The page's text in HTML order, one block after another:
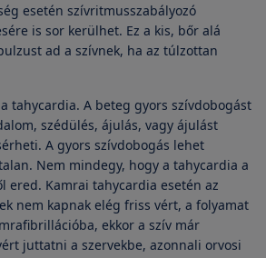
esetén szívritmusszabályozó
is sor kerülhet. Ez a kis, bőr alá
ad a szívnek, ha az túlzottan
tahycardia. A beteg gyors szívdobogást
szédülés, ájulás, vagy ájulást
A gyors szívdobogás lehet
Nem mindegy, hogy a tahycardia a
ered. Kamrai tahycardia esetén az
nem kapnak elég friss vért, a folyamat
ekkor a szív már
juttatni a szervekbe, azonnali orvosi